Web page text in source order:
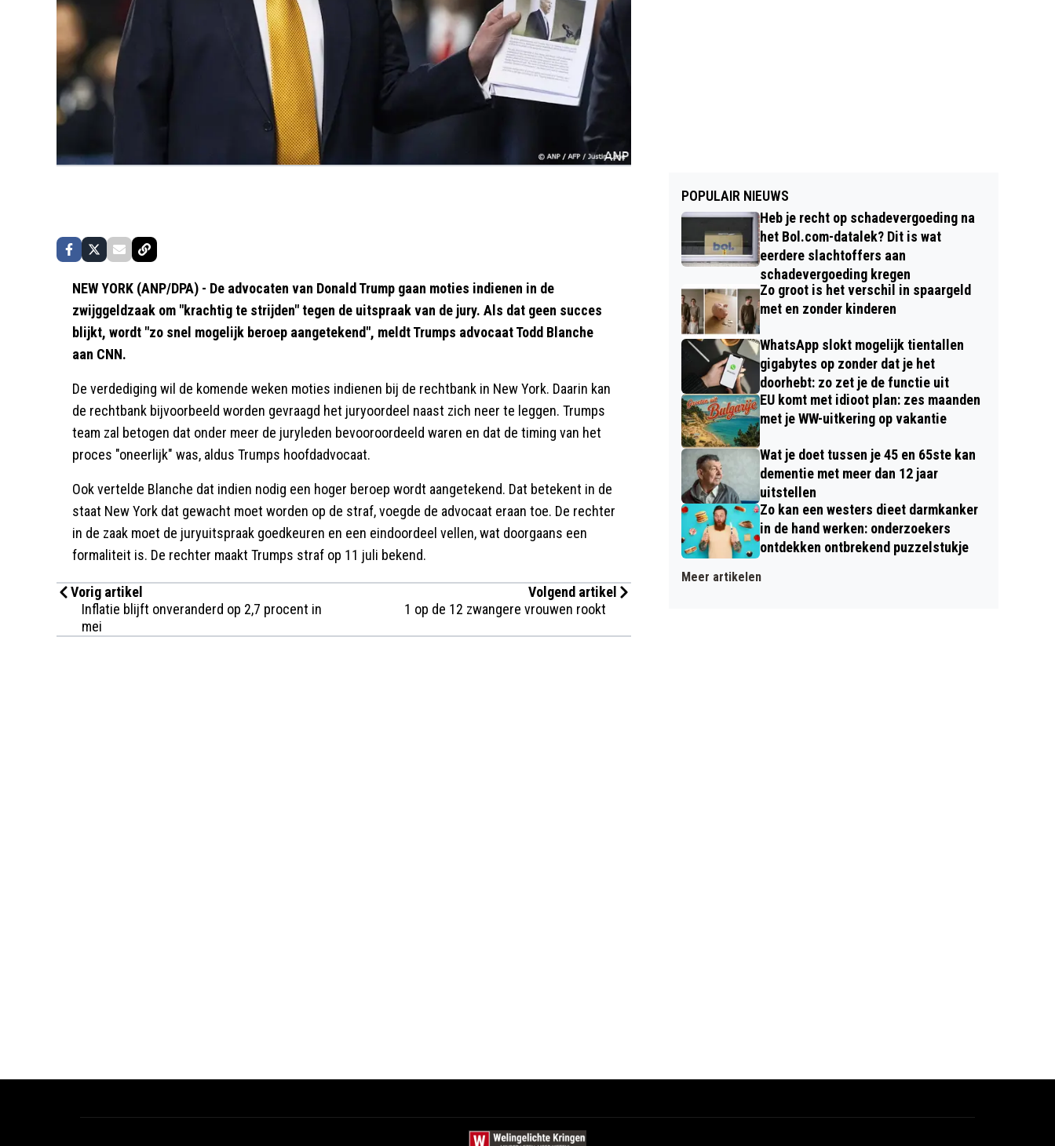
NEW YORK (ANP/DPA) - De advocaten van Donald Trump gaan moties indienen in de
zwijggeldzaak om "krachtig te strijden" tegen de uitspraak van de jury. Als dat geen succes
blijkt, wordt "zo snel mogelijk beroep aangetekend", meldt Trumps advocaat Todd Blanche
aan CNN.
De verdediging wil de komende weken moties indienen bij de rechtbank in New York. Daarin kan
de rechtbank bijvoorbeeld worden gevraagd het juryoordeel naast zich neer te leggen. Trumps
team zal betogen dat onder meer de juryleden bevooroordeeld waren en dat de timing van het
proces "oneerlijk" was, aldus Trumps hoofdadvocaat.
Ook vertelde Blanche dat indien nodig een hoger beroep wordt aangetekend. Dat betekent in de
staat New York dat gewacht moet worden op de straf, voegde de advocaat eraan toe. De rechter
in de zaak moet de juryuitspraak goedkeuren en een eindoordeel vellen, wat doorgaans een
formaliteit is. De rechter maakt Trumps straf op 11 juli bekend.
Vorig artikel
Inflatie blijft onveranderd op 2,7 procent in
mei
Volgend artikel
1 op de 12 zwangere vrouwen rookt
POPULAIR NIEUWS
Heb je recht op schadevergoeding na
het Bol.com-datalek? Dit is wat
eerdere slachtoffers aan
schadevergoeding kregen
Zo groot is het verschil in spaargeld
met en zonder kinderen
WhatsApp slokt mogelijk tientallen
gigabytes op zonder dat je het
doorhebt: zo zet je de functie uit
EU komt met idioot plan: zes maanden
met je WW-uitkering op vakantie
Wat je doet tussen je 45 en 65ste kan
dementie met meer dan 12 jaar
uitstellen
Zo kan een westers dieet darmkanker
in de hand werken: onderzoekers
ontdekken ontbrekend puzzelstukje
Meer artikelen